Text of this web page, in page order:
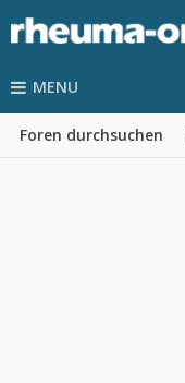
MENU
Foren durchsuchen